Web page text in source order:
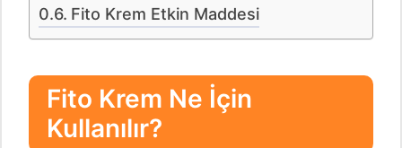
Fito Krem Etkin Maddesi
Fito Krem Ne İçin
Kullanılır?